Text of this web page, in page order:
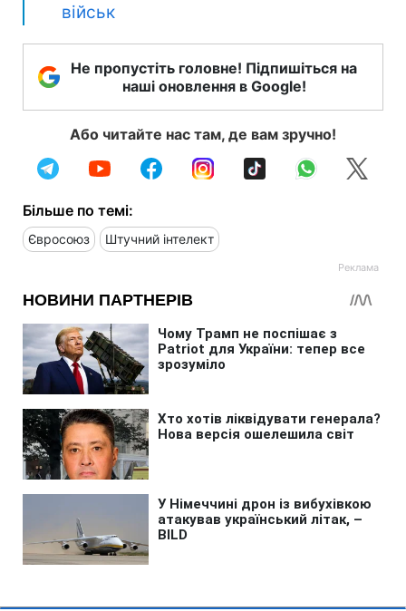
військ
Не пропустіть головне! Підпишіться на
наші оновлення в Google!
Або читайте нас там, де вам зручно!
Більше по темі:
Євросоюз Штучний інтелект